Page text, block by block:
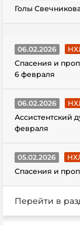
Голы
06.02.2026
Спасения и
6 февраля
06.02.2026
Ассистентский
февраля
05.02.2026
Спасения и
Перейти в